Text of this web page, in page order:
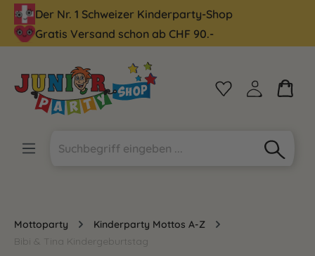
springen
Der Nr. 1 Schweizer Kinderparty-Shop
Gratis Versand schon ab CHF 90.-
Mottoparty
Kinderparty Mottos A-Z
Bibi & Tina Kindergeburtstag